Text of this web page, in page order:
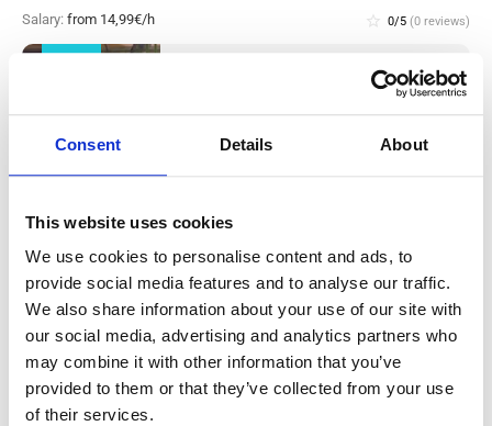
Consent Details About
This website uses cookies
We use cookies to personalise content and ads, to
provide social media features and to analyse our traffic.
We also share information about your use of our site with
our social media, advertising and analytics partners who
may combine it with other information that you’ve
provided to them or that they’ve collected from your use
of their services.
Salary: from 14,99€/h star_border 0/5 (0 reviews)
Operaio addetto alla produzione
metalmeccanica (con esperienza)
Stipendio: da
NUOVO
Operaio/a di produzione e addetto/a alle
pulizie in stabilimento di lavorazione
carne (con esperienza) Haarlem, in Olanda
Salary: